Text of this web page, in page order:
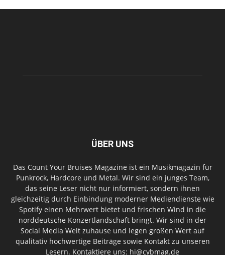
ÜBER UNS
Das Count Your Bruises Magazine ist ein Musikmagazin für
Punkrock, Hardcore und Metal. Wir sind ein junges Team,
das seine Leser nicht nur informiert, sondern ihnen
gleichzeitig durch Einbindung moderner Mediendienste wie
Spotify einen Mehrwert bietet und frischen Wind in die
norddeutsche Konzertlandschaft bringt. Wir sind in der
Social Media Welt zuhause und legen großen Wert auf
qualitativ hochwertige Beiträge sowie Kontakt zu unseren
Lesern. Kontaktiere uns: hi@cybmag.de